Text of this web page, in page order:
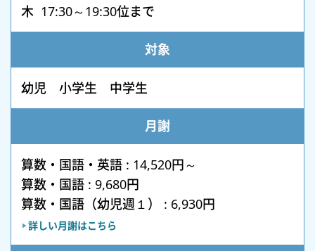
木 17:30～19:30位まで
対象
幼児 小学生 中学生
月謝
算数・国語・英語 : 14,520円～
算数・国語 : 9,680円
算数・国語（幼児週１） : 6,930円
詳しい月謝はこちら